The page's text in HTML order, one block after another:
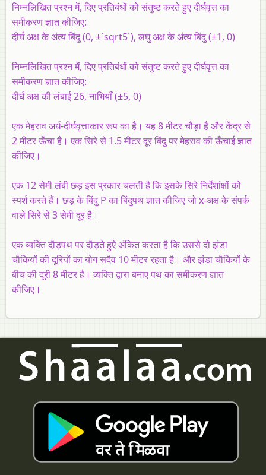
निम्नलिखित प्रश्न में, दिए प्रतिबंधों को संतुष्ट करते हुए दीर्घवृत्त का
समीकरण ज्ञात कीजिए:
दीर्घ अक्ष के अंत्य बिंदु (0, ±`sqrt5`), लघु अक्ष के अंत्य बिंदु (±1, 0)
निम्नलिखित प्रश्न में, दिए प्रतिबंधों को संतुष्ट करते हुए दीर्घवृत्त का
समीकरण ज्ञात कीजिए:
दीर्घ अक्ष की लंबाई 26, नाभियाँ (±5, 0)
एक मेहराव अर्ध-दीर्घवृत्ताकार रूप का है। यह 8 मीटर चौड़ा है और केंद्र से
2 मीटर ऊँचा है। एक सिरे से 1.5 मीटर दूर बिंदु पर मेहराव की ऊँचाई ज्ञात
कीजिए।
एक 12 सेमी लंबी छड़ इस प्रकार चलती है कि इसके सिरे निर्देशांक्षों को
स्पर्श करते हैं। छड़ के बिंदु P का बिंदुपथ ज्ञात कीजिए जो x-अक्ष के संपर्क
वाले सिरे से 3 सेमी दूर है।
एक व्यक्ति दौड़पथ पर दौड़ते हुऐ अंकित करता है कि उससे दो झंडा
चौकियों की दूरियों का योग सदैव 10 मीटर रहता है। और झंडा चौकियों के
बीच की दूरी 8 मीटर है। व्यक्ति द्वारा बनाए पथ का समीकरण ज्ञात
कीजिए।